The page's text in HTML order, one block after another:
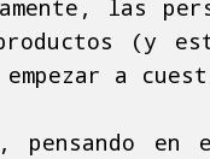
las
(y
a
pensando